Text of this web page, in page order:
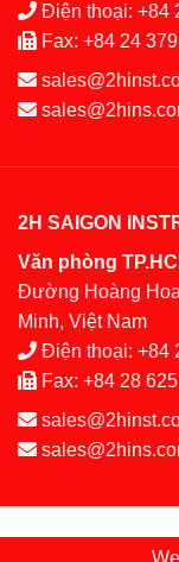
Điện thoại: +84
Fax: +84 24
2H SAIGON
Văn phòng
Đường Hoàng
Minh, Việt Nam
Điện thoại: +84
Fax: +84 28